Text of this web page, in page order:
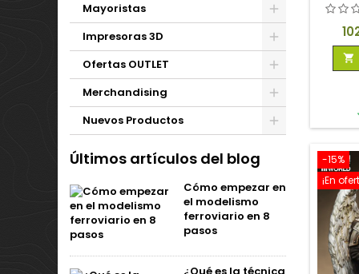
Mayoristas
Impresoras 3D
Ofertas OUTLET
Merchandising
Nuevos Productos
Últimos artículos del blog
Cómo empezar en
el modelismo
ferroviario en 8
pasos

-15%
¡En